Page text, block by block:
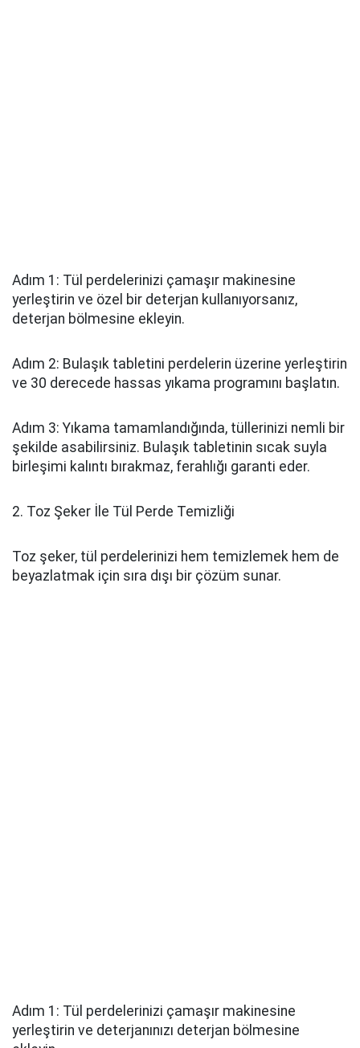
Adım 1: Tül perdelerinizi çamaşır makinesine
yerleştirin ve özel bir deterjan kullanıyorsanız,
deterjan bölmesine ekleyin.
Adım 2: Bulaşık tabletini perdelerin üzerine yerleştirin
ve 30 derecede hassas yıkama programını başlatın.
Adım 3: Yıkama tamamlandığında, tüllerinizi nemli bir
şekilde asabilirsiniz. Bulaşık tabletinin sıcak suyla
birleşimi kalıntı bırakmaz, ferahlığı garanti eder.
2. Toz Şeker İle Tül Perde Temizliği
Toz şeker, tül perdelerinizi hem temizlemek hem de
beyazlatmak için sıra dışı bir çözüm sunar.
Adım 1: Tül perdelerinizi çamaşır makinesine
yerleştirin ve deterjanınızı deterjan bölmesine